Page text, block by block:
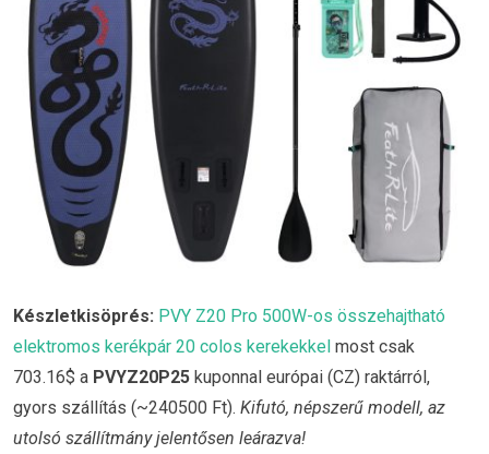
Készletkisöprés: PVY Z20 Pro 500W-os összehajtható
elektromos kerékpár 20 colos kerekekkel most csak
703.16$ a PVYZ20P25 kuponnal európai (CZ) raktárról,
gyors szállítás (~240500 Ft). Kifutó, népszerű modell, az
utolsó szállítmány jelentősen leárazva!